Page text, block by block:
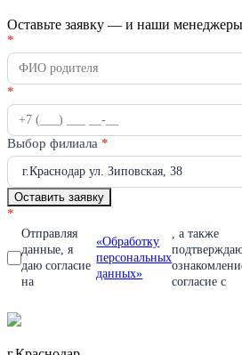
Оставьте заявку — и наши
Получить
консультацию
*
*
Выбор филиала *
Оставить заявку
*
Отправляя
данные, я
даю согласие
на
«Обработку
персональных
данных»
, а также
согласие с
Если
вы
человек,
оставьте
это
поле
пустым.